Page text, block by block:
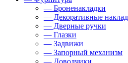
— Броненакладки
— Декоративные
— Дверные ручки
— Глазки
— Задвижи
— Запорный механизм
— Доводчики